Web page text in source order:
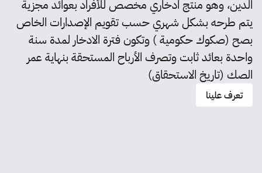
الدين، وهو منتج ادخاري مخصص للأفراد بعوائد مجزية
يتم طرحه بشكل شهري حسب تقويم الإصدارات الخاص
بصح (صكوك حكومية ) وتكون فترة الادخار لمدة سنة
واحدة بعائد ثابت وتصرف الأرباح المستحقة بنهاية عمر
الصك (تاريخ الاستحقاق)
تعرف علينا